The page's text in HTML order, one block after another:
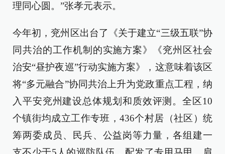
理同心圆。”张孝元表示。
今年初，兖州区出台了《关于建立“三级五联”协
同共治的工作机制的实施方案》《兖州区社会
治安“昼护夜巡”行动实施方案》，这意味着该区
将“多元融合”协同共治上升为党政重点工程，纳
入平安兖州建设总体规划和质效评测。全区10
个镇街均成立工作专班，436个村居（社区）统
筹两委成员、民兵、公益岗等力量，各组建一